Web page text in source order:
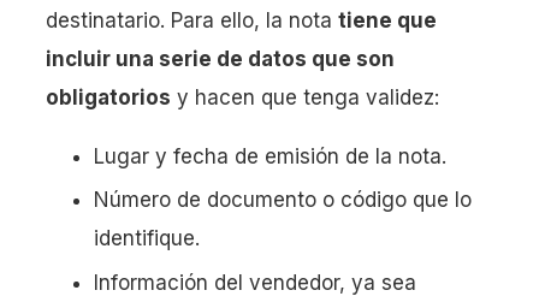
destinatario. Para ello, la nota tiene que
incluir una serie de datos que son
obligatorios y hacen que tenga validez:
Lugar y fecha de emisión de la nota.
Número de documento o código que lo
identifique.
Información del vendedor, ya sea